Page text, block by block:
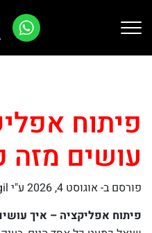
פיתוח
עושים מזה
פורסם ב-אוגוסט 4, 2026
ע"י hamergil
פיתוח אפליקציה – איך